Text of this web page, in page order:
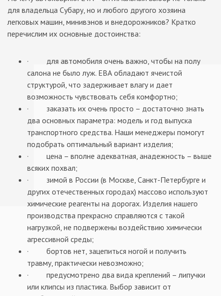
для владельца Субару, но и любого другого хозяина
легковых машин, минивэнов и внедорожников? Кратко
перечислим их основные достоинства:
· для автомобиля очень важно, чтобы на полу
салона не было луж. ЕВА обладают ячеистой
структурой, что задерживает влагу и дает
возможность чувствовать себя комфортно;
· заказать их очень просто – достаточно знать
два основных параметра: модель и год выпуска
транспортного средства. Наши менеджеры помогут
подобрать оптимальный вариант изделия;
· цена – вполне адекватная, анадежность – выше
всяких похвал;
· зимой в России (в Москве, Санкт-Петербурге и
других отечественных городах) массово используют
химические реагенты на дорогах. Изделия нашего
производства прекрасно справляются с такой
нагрузкой, не подвержены воздействию химически
агрессивной среды;
· бортов нет, зацепиться ногой и получить
травму, практически невозможно;
· предусмотрено два вида креплений – липучки
или клипсы из пластика. Выбор зависит от